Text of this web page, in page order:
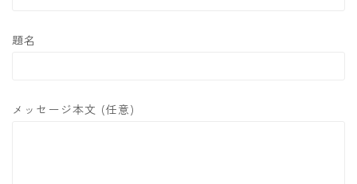
題名
メッセージ本文 (任意)